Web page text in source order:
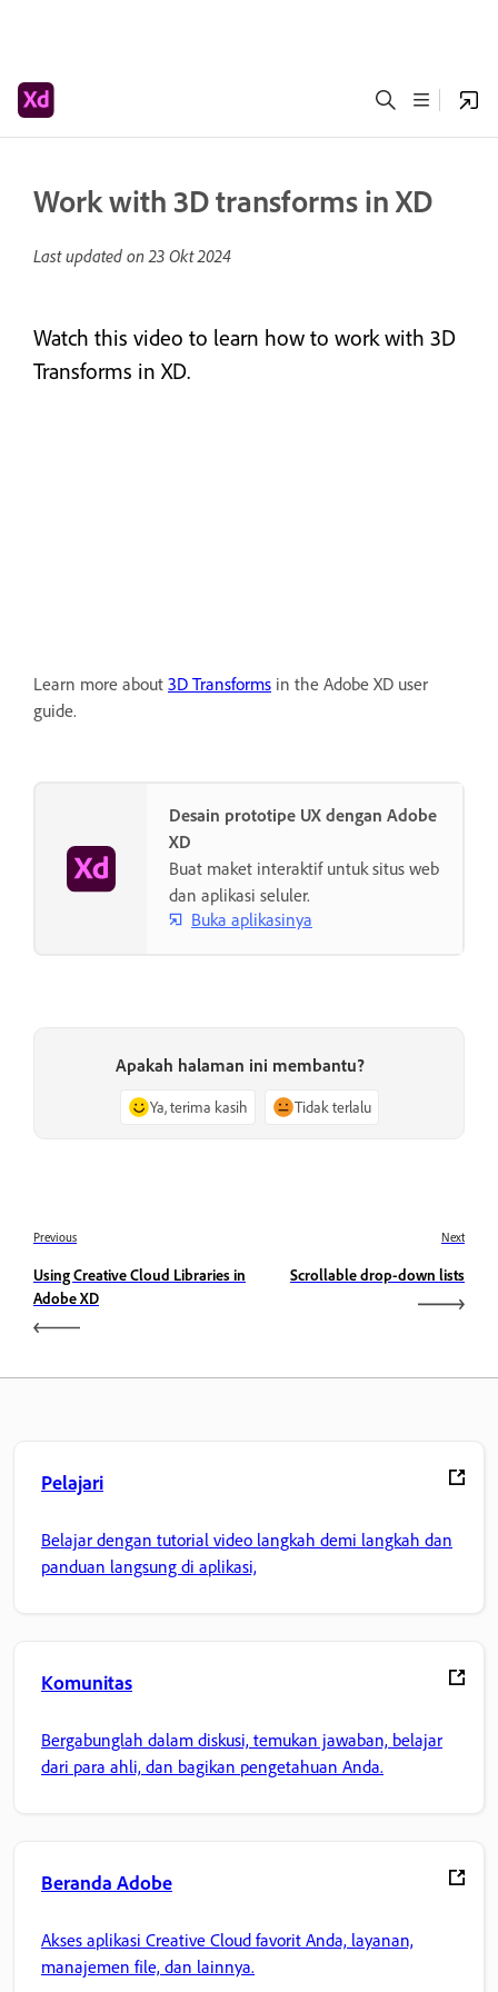
Work with 3D transforms in XD
Last updated on23 Okt 2024
Watch this video to learn how to work with 3D
Transforms in XD.
Learn more about 3D Transforms in the Adobe XD user
guide.
Desain prototipe UX dengan Adobe
XD
Buat maket interaktif untuk situs web
dan aplikasi seluler.
Buka aplikasinya
Apakah halaman ini membantu?
Ya, terima kasih Tidak terlalu
Previous
Using Creative Cloud Libraries in
Adobe XD
Next
Scrollable drop-down lists
Pelajari
Belajar dengan tutorial video langkah demi langkah dan
panduan langsung di aplikasi,
Komunitas
Bergabunglah dalam diskusi, temukan jawaban, belajar
dari para ahli, dan bagikan pengetahuan Anda.
Beranda Adobe
Akses aplikasi Creative Cloud favorit Anda, layanan,
manajemen file, dan lainnya.